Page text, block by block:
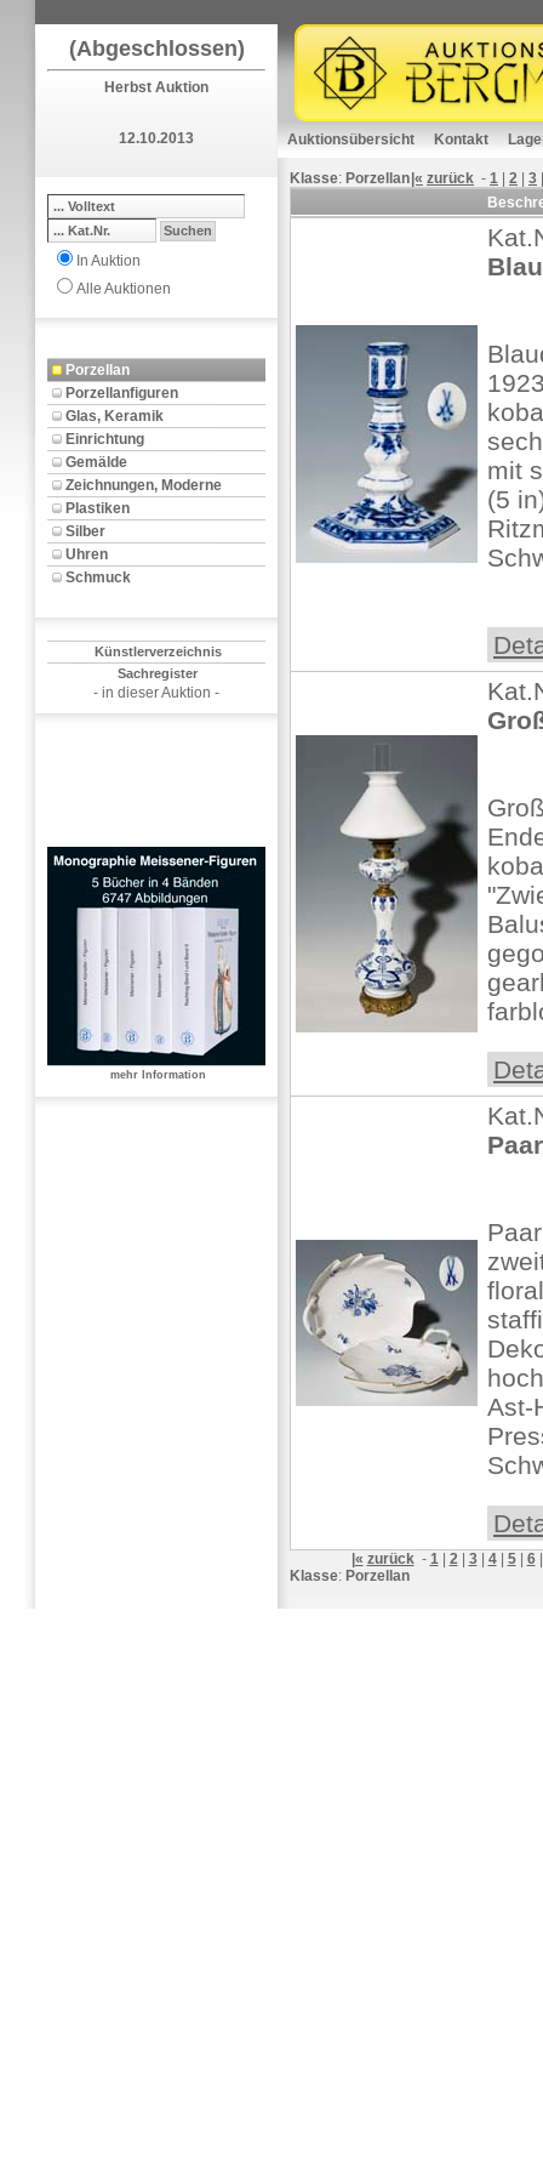
(Abgeschlossen)
Herbst Auktion
12.10.2013
In Auktion
Alle Auktionen
Porzellan
Porzellanfiguren
Glas, Keramik
Einrichtung
Gemälde
Zeichnungen, Moderne
Plastiken
Silber
Uhren
Schmuck
Künstlerverzeichnis
Sachregister
- in dieser Auktion -
mehr Information
Auktionsübersicht Kontakt
Klasse: Porzellan |« zurück - 1 2 3
mit
(5
Ast-
|« zurück- 1| 2| 3| 4| 5| 6
Klasse: Porzellan